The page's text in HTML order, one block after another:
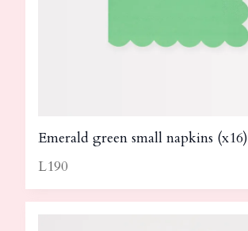
Emerald green small napkins (x16)
L190